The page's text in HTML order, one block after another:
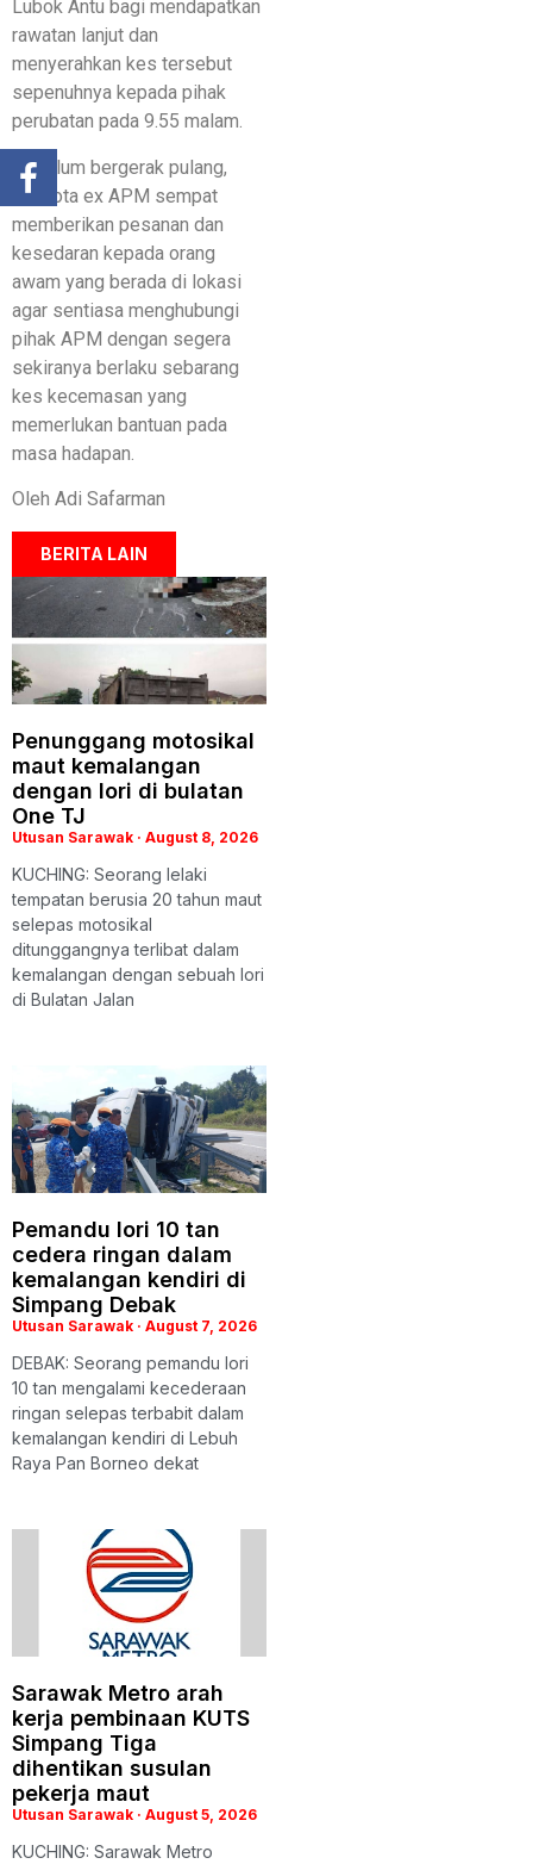
Lubok Antu bagi mendapatkan
rawatan lanjut dan
menyerahkan kes tersebut
sepenuhnya kepada pihak
perubatan pada 9.55 malam.
​Sebelum bergerak pulang,
anggota ex APM sempat
memberikan pesanan dan
kesedaran kepada orang
awam yang berada di lokasi
agar sentiasa menghubungi
pihak APM dengan segera
sekiranya berlaku sebarang
kes kecemasan yang
memerlukan bantuan pada
masa hadapan.
Oleh Adi Safarman
BERITA LAIN
Penunggang motosikal
maut kemalangan
dengan lori di bulatan
One TJ
Utusan Sarawak August 8, 2026
KUCHING: Seorang lelaki
tempatan berusia 20 tahun maut
selepas motosikal
ditunggangnya terlibat dalam
kemalangan dengan sebuah lori
di Bulatan Jalan
Pemandu lori 10 tan
cedera ringan dalam
kemalangan kendiri di
Simpang Debak
Utusan Sarawak August 7, 2026
DEBAK: Seorang pemandu lori
10 tan mengalami kecederaan
ringan selepas terbabit dalam
kemalangan kendiri di Lebuh
Raya Pan Borneo dekat
Sarawak Metro arah
kerja pembinaan KUTS
Simpang Tiga
dihentikan susulan
pekerja maut
Utusan Sarawak August 5, 2026
KUCHING: Sarawak Metro